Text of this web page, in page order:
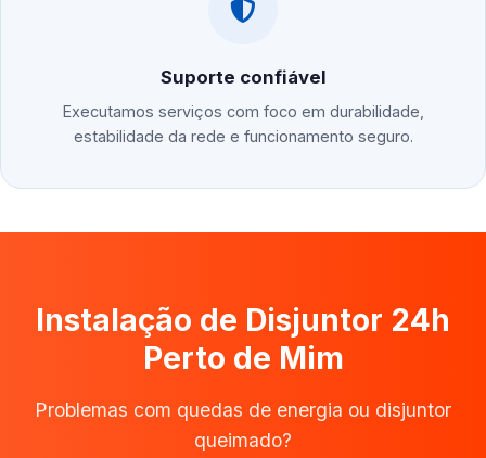
Suporte confiável
Executamos serviços com foco em durabilidade,
estabilidade da rede e funcionamento seguro.
Instalação de Disjuntor 24h
Perto de Mim
Problemas com quedas de energia ou disjuntor
queimado?